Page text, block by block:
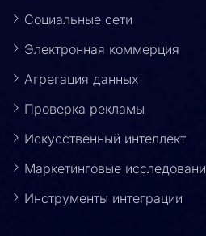
Кейсы
Социальные сети
Электронная коммерция
Агрегация данных
Проверка рекламы
Искусственный интеллект
Маркетинговые исследования